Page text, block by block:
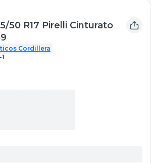
50 R17 Pirelli Cinturato
89
Cordillera